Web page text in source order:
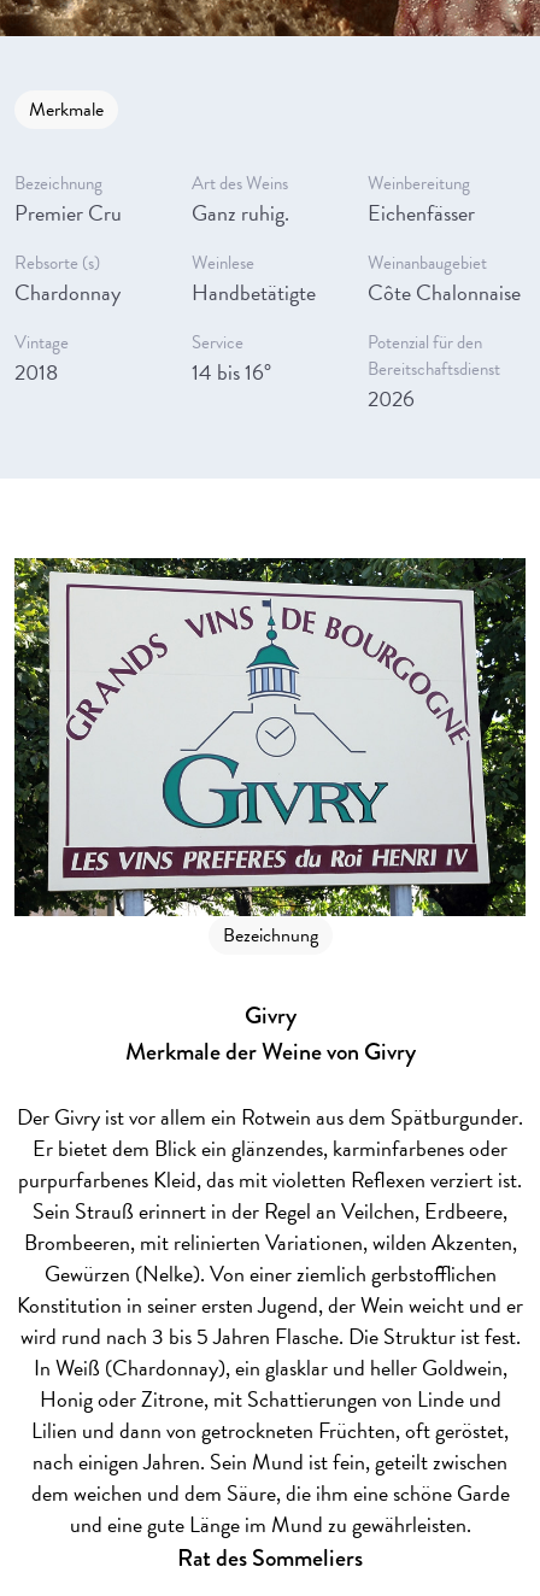
Merkmale
Bezeichnung
Premier Cru
Art des Weins
Ganz ruhig.
Weinbereitung
Eichenfässer
Rebsorte (s)
Chardonnay
Weinlese
Handbetätigte
Weinanbaugebiet
Côte Chalonnaise
Vintage
2018
Service
14 bis 16°
Potenzial für den
Bereitschaftsdienst
2026
Bezeichnung
Givry
Merkmale der Weine von Givry
Der Givry ist vor allem ein Rotwein aus dem Spätburgunder.
Er bietet dem Blick ein glänzendes, karminfarbenes oder
purpurfarbenes Kleid, das mit violetten Reflexen verziert ist.
Sein Strauß erinnert in der Regel an Veilchen, Erdbeere,
Brombeeren, mit relinierten Variationen, wilden Akzenten,
Gewürzen (Nelke). Von einer ziemlich gerbstofflichen
Konstitution in seiner ersten Jugend, der Wein weicht und er
wird rund nach 3 bis 5 Jahren Flasche. Die Struktur ist fest.
In Weiß (Chardonnay), ein glasklar und heller Goldwein,
Honig oder Zitrone, mit Schattierungen von Linde und
Lilien und dann von getrockneten Früchten, oft geröstet,
nach einigen Jahren. Sein Mund ist fein, geteilt zwischen
dem weichen und dem Säure, die ihm eine schöne Garde
und eine gute Länge im Mund zu gewährleisten.
Rat des Sommeliers